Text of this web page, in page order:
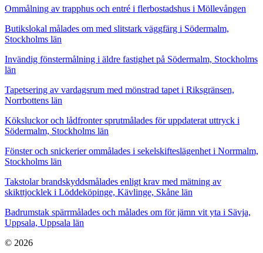
Ommålning av trapphus och entré i flerbostadshus i Möllevången
Butikslokal målades om med slitstark väggfärg i Södermalm,
Stockholms län
Invändig fönstermålning i äldre fastighet på Södermalm, Stockholms
län
Tapetsering av vardagsrum med mönstrad tapet i Riksgränsen,
Norrbottens län
Köksluckor och lådfronter sprutmålades för uppdaterat uttryck i
Södermalm, Stockholms län
Fönster och snickerier ommålades i sekelskifteslägenhet i Norrmalm,
Stockholms län
Takstolar brandskyddsmålades enligt krav med mätning av
skikttjocklek i Löddeköpinge, Kävlinge, Skåne län
Badrumstak spärrmålades och målades om för jämn vit yta i Sävja,
Uppsala, Uppsala län
© 2026